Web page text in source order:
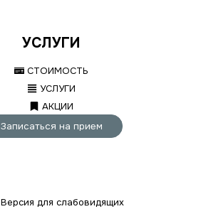
УСЛУГИ
СТОИМОСТЬ
УСЛУГИ
АКЦИИ
Записаться на прием
Версия для слабовидящих